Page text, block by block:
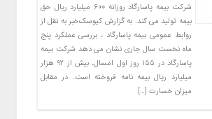
شرکت بیمه پاسارگاد روزانه ۶۰۰ میلیارد ریال حق
بیمه تولید می کند. به گزارش کیوسک‌‌خبر به نقل از
روابط عمومی بیمه پاسارگاد ، بررسی عملکرد پنج
ماه نخست سال جاری نشان می دهد شرکت بیمه
پاسارگاد در ۱۵۵ روز اول امسال، بیش از ۹۲ هزار
میلیارد ریال بیمه نامه فروخته است. در مقابل
میزان خسارت […]